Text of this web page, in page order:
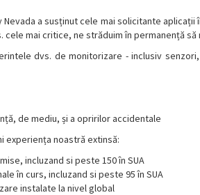
a susținut cele mai solicitante
cele mai critice, ne străduim în permanență
dvs. de monitorizare - inclusiv
de mediu, și a opririlor accidentale
experiența noastră extinsă:
incluzand si peste 150 în SUA
în curs, incluzand si peste 95 în SUA
instalate la nivel global